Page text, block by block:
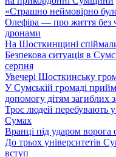
«Страшно неймовірно
Олефіра — про життя без
дронами
На Шосткинщині
Безпекова ситуація в
серпня
Увечері Шосткинську
У Сумській громаді
допомогу дітям загиблих
Троє людей перебувають
Сумах
Вранці під ударом ворога
До трьох університетів
вступ